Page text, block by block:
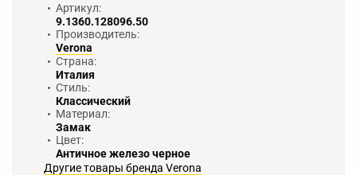
Артикул:
9.1360.128096.50
Производитель:
Verona
Страна:
Италия
Стиль:
Классический
Материал:
Замак
Цвет:
Античное железо черное
Другие товары бренда Verona